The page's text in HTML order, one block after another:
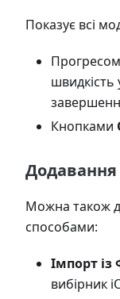
Показує всі
Кнопками
Додавання
Можна також
способами:
Імпорт із
вибірник